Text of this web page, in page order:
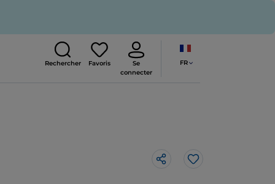
Rechercher Favoris
Se
connecter
FR
J’aime